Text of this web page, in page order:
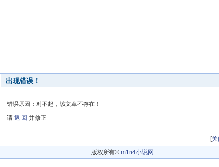
出现错误！
错误原因：对不起，该文章不存在！
请 返 回 并修正
[关
版权所有© m1n4小说网